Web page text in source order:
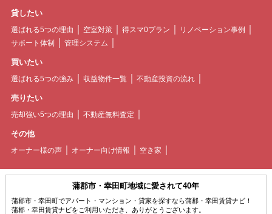
貸したい
選ばれる5つの理由 空室対策 得スマ0プラン
リノベーション事例
サポート体制
管理システム
買いたい
選ばれる5つの強み 収益物件一覧 不動産投資の流れ
売りたい
売却強い5つの理由 不動産無料査定
その他
オーナー様の声 オーナー向け情報 空き家
蒲郡市・幸田町地域に愛されて40年
蒲郡市・幸田町でアパート・マンション・貸家を探すなら蒲郡・幸田賃貸ナビ！
蒲郡・幸田賃貸ナビをご利用いただき、ありがとうございます。